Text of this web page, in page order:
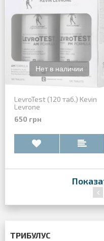
LevroTest (120 таб.) Kevin
Levrone
650 грн
ТРИБУЛУС